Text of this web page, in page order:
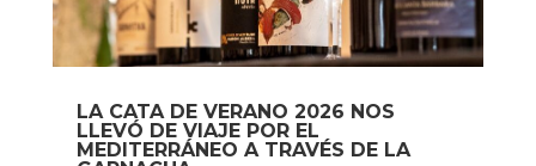
LA CATA DE VERANO 2026 NOS
LLEVÓ DE VIAJE POR EL
MEDITERRÁNEO A TRAVÉS DE LA